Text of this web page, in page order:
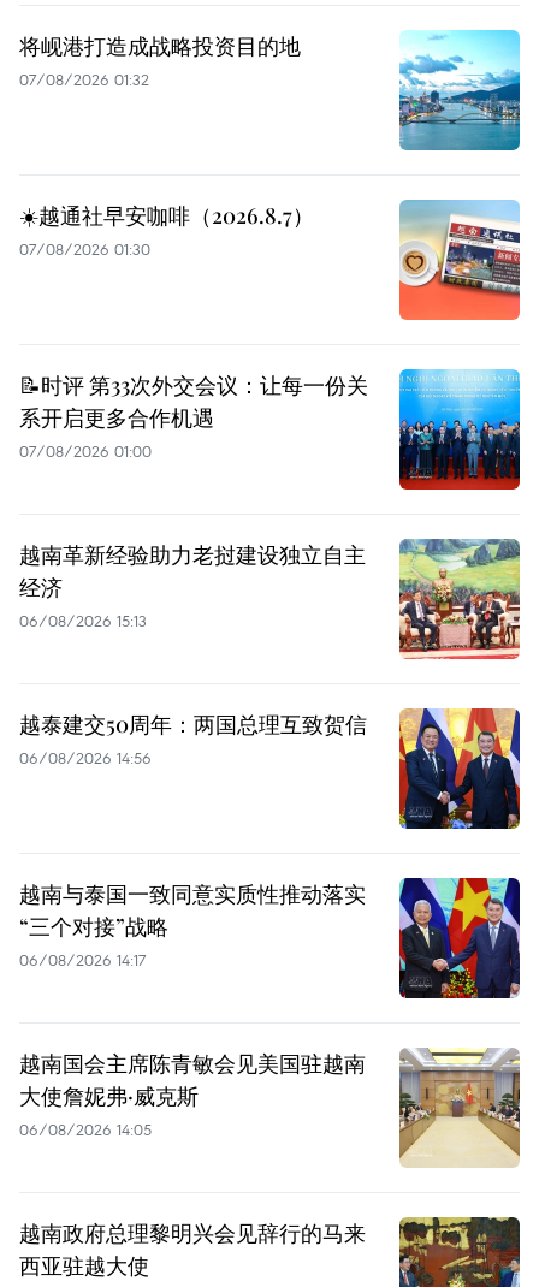
将岘港打造成战略投资目的地
07/08/2026 01:32
☀️越通社早安咖啡（2026.8.7）
07/08/2026 01:30
📝时评 第33次外交会议：让每一份关
系开启更多合作机遇
07/08/2026 01:00
越南革新经验助力老挝建设独立自主
经济
06/08/2026 15:13
越泰建交50周年：两国总理互致贺信
06/08/2026 14:56
越南与泰国一致同意实质性推动落实
“三个对接”战略
06/08/2026 14:17
越南国会主席陈青敏会见美国驻越南
大使詹妮弗·威克斯
06/08/2026 14:05
越南政府总理黎明兴会见辞行的马来
西亚驻越大使